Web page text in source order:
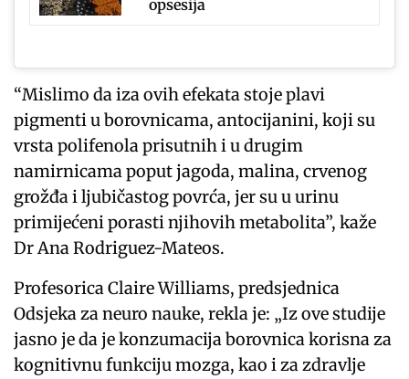
opsesija
“Mislimo da iza ovih efekata stoje plavi
pigmenti u borovnicama, antocijanini, koji su
vrsta polifenola prisutnih i u drugim
namirnicama poput jagoda, malina, crvenog
grožđa i ljubičastog povrća, jer su u urinu
primijećeni porasti njihovih metabolita”, kaže
Dr Ana Rodriguez-Mateos.
Profesorica Claire Williams, predsjednica
Odsjeka za neuro nauke, rekla je: „Iz ove studije
jasno je da je konzumacija borovnica korisna za
kognitivnu funkciju mozga, kao i za zdravlje